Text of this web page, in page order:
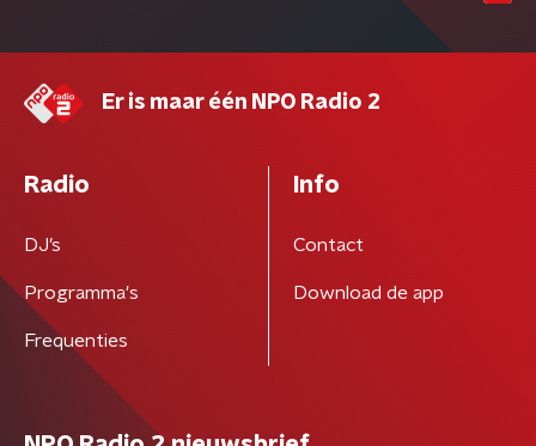
Er is maar één NPO Radio 2
Radio
DJ’s
Programma's
Frequenties
Info
Contact
Download de app